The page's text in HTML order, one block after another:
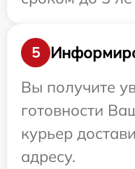
5
Вы получите
готовности
курьер
адресу.